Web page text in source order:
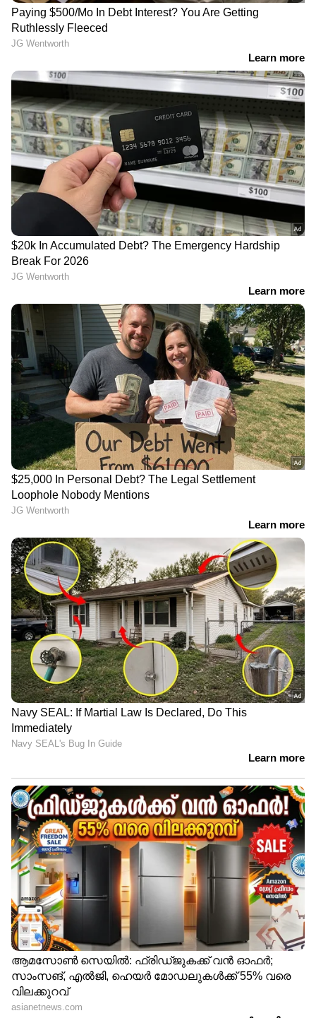
എത്ര നേരം കിടന്നാലും ഉറക്കം വരാത്ത
അവസ്ഥ, ഉറക്കത്തില്‍ അകാരണമായി ഞെട്ടി
എഴുന്നേല്‍ക്കുക എന്നിവയാണ് മറ്റ്
ലക്ഷണങ്ങള്‍.
അഞ്ച്...
ഭക്ഷണങ്ങളുടേയും മറ്റ് ഗന്ധങ്ങളും
തിരിച്ചറിയാന്‍ സാധിക്കാതെ വരുന്നതും
പാര്‍ക്കിന്‍സണ്‍സിന്‍റെ ലക്ഷണമാകാം.
ആഹാരം ഇറക്കുവാനുള്ള ബുദ്ധിമുട്ടാണ്
മറ്റൊരു ലക്ഷണം.
ആറ്...
നില്‍ക്കുമ്പോഴും നടക്കുമ്പോഴും തലയുടെ
സന്തുലനാവസ്ഥ നഷ്ടപ്പെടുക.
ഏഴ്...
പാര്‍ക്കിന്‍സണ്‍സ് രോഗം തീവ്രമാകുമ്പോള്‍
മറവി പ്രശ്‌നങ്ങള്‍ രൂക്ഷമായേക്കും. രോഗം
ഓര്‍മ്മശക്തിയെ ബാധിക്കുന്നതിനാല്‍ ചെയ്യുന്ന
പ്രവര്‍ത്തികളെല്ലാം മന്ദഗതിയിലാവും. അടുത്ത
ആളുകളെ പോലും തിരിച്ചറിയാതെ വരും.
ശ്രദ്ധിക്കുക: മേൽപ്പറഞ്ഞ ലക്ഷണങ്ങൾ
കാണുന്നപക്ഷം സ്വയം രോഗ നിർണയത്തിന്
ശ്രമിക്കാതെ നിർബന്ധമായും ഡോക്ടറെ
'കൺസൾട്ട്' ചെയ്യുക. ഇതിന് ശേഷം മാത്രം
രോഗം സ്ഥിരീകരിക്കുക.
Also Read: വയറിന്‍റെ ആരോഗ്യത്തിനായി
കഴിക്കാം ഈ എട്ട് പ്രോബയോട്ടിക്
ഭക്ഷണങ്ങള്‍...